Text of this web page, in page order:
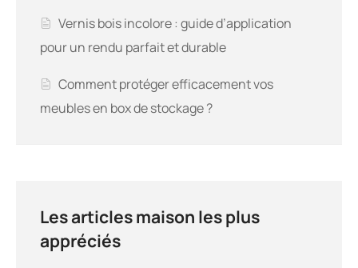
Vernis bois incolore : guide d’application
pour un rendu parfait et durable
Comment protéger efficacement vos
meubles en box de stockage ?
Les articles maison les plus
appréciés